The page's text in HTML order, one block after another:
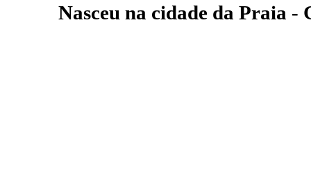
Nasceu na cidade da Praia -